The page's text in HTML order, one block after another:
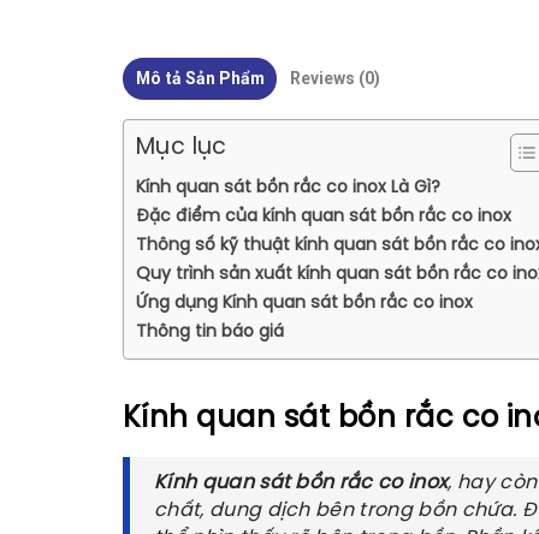
Mô tả Sản Phẩm Reviews (0)
Mục lục
Kính quan sát bồn rắc co inox Là Gì?
Đặc điểm của kính quan sát bồn rắc co inox
Thông số kỹ thuật kính quan sát bồn rắc co
Quy trình sản xuất kính quan sát bồn rắc co
Ứng dụng Kính quan sát bồn rắc co inox
Thông tin báo giá
Kính quan sát bồn rắc co
Kính quan sát bồn rắc co inox, hay
chất, dung dịch bên trong bồn chứa.